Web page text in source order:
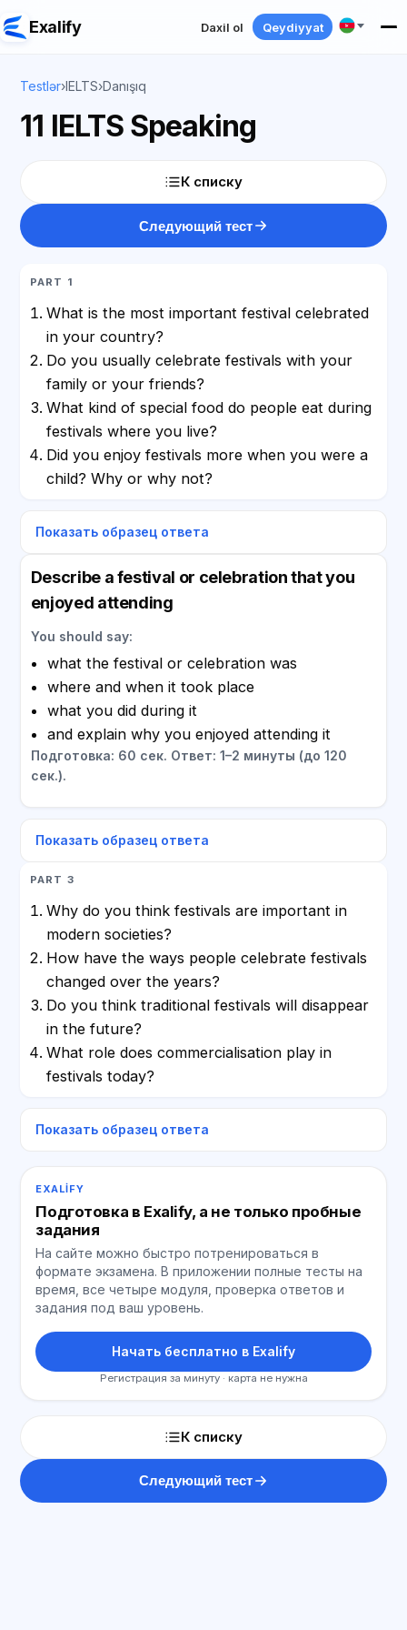
Exalify Daxil ol Qeydiyyat
Testlər›IELTS›Danışıq
11 IELTS Speaking
К списку
Следующий тест
PART 1
What is the most important festival celebrated
in your country?
Do you usually celebrate festivals with your
family or your friends?
What kind of special food do people eat during
festivals where you live?
Did you enjoy festivals more when you were a
child? Why or why not?
Показать образец ответа
Describe a festival or celebration that you
enjoyed attending
You should say:
what the festival or celebration was
where and when it took place
what you did during it
and explain why you enjoyed attending it
Подготовка: 60 сек. Ответ: 1–2 минуты (до 120
сек.).
Показать образец ответа
PART 3
Why do you think festivals are important in
modern societies?
How have the ways people celebrate festivals
changed over the years?
Do you think traditional festivals will disappear
in the future?
What role does commercialisation play in
festivals today?
Показать образец ответа
EXALIFY
Подготовка в Exalify, а не только пробные
задания
На сайте можно быстро потренироваться в
формате экзамена. В приложении полные тесты на
время, все четыре модуля, проверка ответов и
задания под ваш уровень.
Начать бесплатно в Exalify
Регистрация за минуту · карта не нужна
К списку
Следующий тест